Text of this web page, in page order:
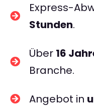
Express-
Stunden.
Über 16
Branche.
Angebot in